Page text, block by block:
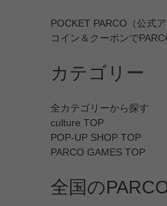
POCKET PARCO（公式ア
コイン＆クーポンで
カテゴリー
全カテゴリーから探す
culture TOP
POP-UP SHOP TOP
PARCO GAMES TOP
全国の